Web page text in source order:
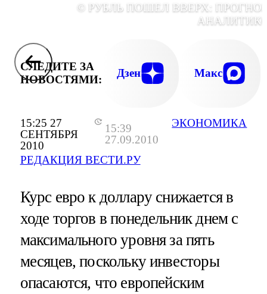
15:25 27
СЕНТЯБРЯ
2010
15:39
27.09.2010
РЕДАКЦИЯ ВЕСТИ.РУ
ЭКОНОМИКА
© РУБЛЬ ПОШЕЛ ВВЕРХ:
СЛЕДИТЕ ЗА
НОВОСТЯМИ:
Дзен Макс
Курс евро к доллару снижается в
ходе торгов в понедельник днем с
максимального уровня за пять
месяцев, поскольку инвесторы
опасаются, что европейским